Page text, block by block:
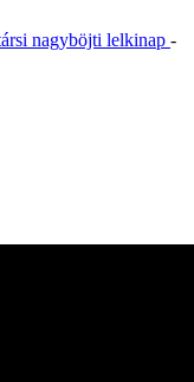
nagyböjti lelkinap -